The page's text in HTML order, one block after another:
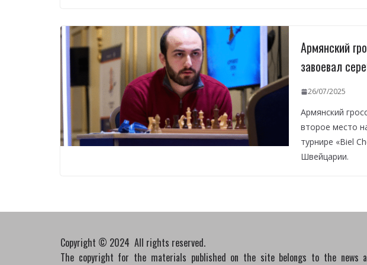
Армянский
завоевал
26/07/2025
Армянский
второе место
турнире «Biel
Швейцарии.
Copyright © 2024 All rights reserved.
The copyright for the materials published on the site belongs to the news